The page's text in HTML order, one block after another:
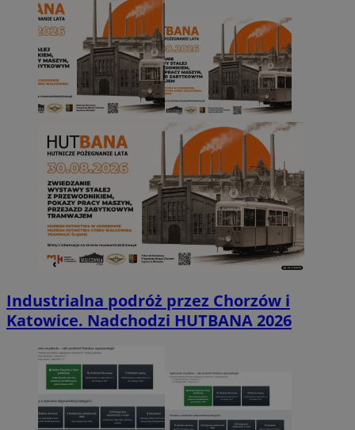
Industrialna podróż przez Chorzów i
Katowice. Nadchodzi HUTBANA 2026